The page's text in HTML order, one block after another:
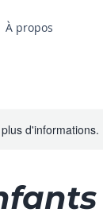
À propos
d'informations.